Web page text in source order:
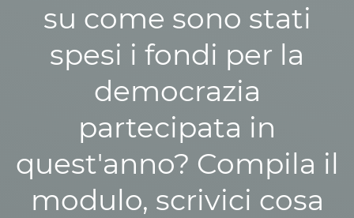
su come sono stati
spesi i fondi per la
democrazia
partecipata in
quest'anno? Compila il
modulo, scrivici cosa